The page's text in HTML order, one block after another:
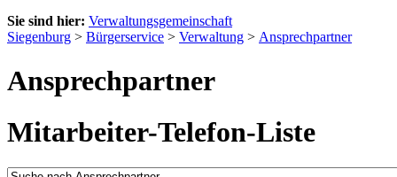
Sie sind hier: Verwaltungsgemeinschaft
Siegenburg > Bürgerservice > Verwaltung > Ansprechpartner
Ansprechpartner
Mitarbeiter-Telefon-Liste